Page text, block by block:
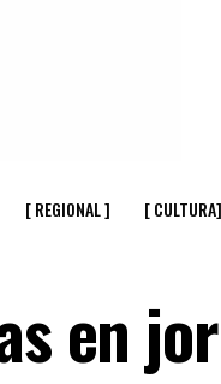
[ REGIONAL ] [ CULTURA]
en